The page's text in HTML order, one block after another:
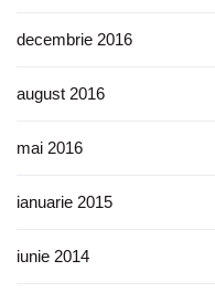
decembrie 2016
august 2016
mai 2016
ianuarie 2015
iunie 2014